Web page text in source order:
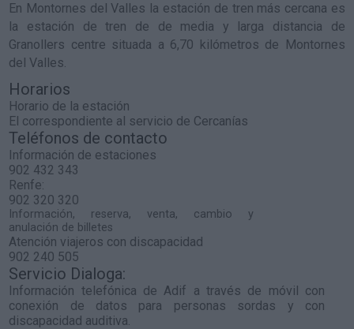
En Montornes del Valles la estación de tren más cercana es
la estación de tren de de media y larga distancia de
Granollers centre situada a 6,70 kilómetros de Montornes
del Valles.
Horarios
Horario de la estación
El correspondiente al servicio de Cercanías
Teléfonos de contacto
Información de estaciones
902 432 343
Renfe:
902 320 320
Información, reserva, venta, cambio y
anulación de billetes
Atención viajeros con discapacidad
902 240 505
Servicio Dialoga:
Información telefónica de Adif a través de móvil con
conexión de datos para personas sordas y con
discapacidad auditiva.